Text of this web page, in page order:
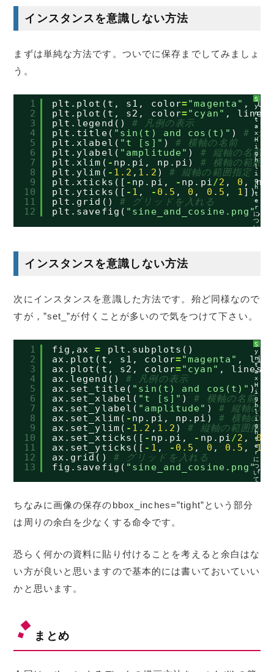
インスタンスを意識しない方法
まずは単純な方法です。ついでに保存までしてみましょ
う。
S
y
n
t
a
x
H
i
g
h
l
i
g
h
t
e
r
に
つ
い
1
2
3
4
5
6
7
8
9
10
11
12
plt.plot(t, s1, color="magenta" ,
plt.plot(t, s2, color="cyan" ,
plt.legend() # 凡例の表示
plt.title( "sin(t) and cos(t)" ) # グ
plt.xlabel( "t [s]" ) # 横軸の名前
plt.ylabel( "amplitude" ) # 縦軸の名前
plt.xlim( - np.pi, np.pi) # 横軸の範囲指
plt.ylim( - 1.2 , 1.2 ) # 縦軸の範囲指定
plt.xticks([ - np.pi, - np.pi/2 , 0 ,
plt.yticks([ - 1 , - 0.5 , 0 , 0.5 , 1 ])
plt.grid() # グリッドを入れる
plt.savefig( "sine_and_cosine.png",
インスタンスを意識しない方法
次にインスタンスを意識した方法です。殆ど同様なので
すが，”set_”が付くことが多いので気をつけて下さい。
S
y
n
t
a
x
H
i
g
h
l
i
g
h
t
e
r
に
つ
い
て
1
2
3
4
5
6
7
8
9
10
11
12
13
fig,ax =
plt.subplots()
ax.plot(t, s1, color="magenta" ,
ax.plot(t, s2, color="cyan" ,
ax.legend() # 凡例の表示
ax.set_title( "sin(t) and cos(t)" )
ax.set_xlabel( "t [s]" ) # 横軸の名前
ax.set_ylabel( "amplitude" ) # 縦軸の名
ax.set_xlim( - np.pi, np.pi) # 横軸の範
ax.set_ylim( - 1.2 , 1.2 ) # 縦軸の範囲指定
ax.set_xticks([ - np.pi, - np.pi /2 , 0
ax.set_yticks([ - 1 , - 0.5 , 0 , 0.5 , 1
ax.grid() # グリッドを入れる
fig.savefig( "sine_and_cosine.png",
ちなみに画像の保存のbbox_inches=”tight”という部分
は周りの余白を少なくする命令です。
恐らく何かの資料に貼り付けることを考えると余白はな
い方が良いと思いますので基本的には書いておいていい
かと思います。
まとめ